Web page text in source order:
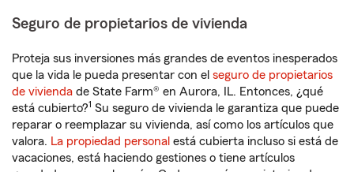
Seguro de propietarios de vivienda
Proteja sus inversiones más grandes de eventos inesperados
que la vida le pueda presentar con el seguro de propietarios
de vivienda de State Farm® en Aurora, IL. Entonces, ¿qué
está cubierto?1 Su seguro de vivienda le garantiza que puede
reparar o reemplazar su vivienda, así como los artículos que
valora. La propiedad personal está cubierta incluso si está de
vacaciones, está haciendo gestiones o tiene artículos